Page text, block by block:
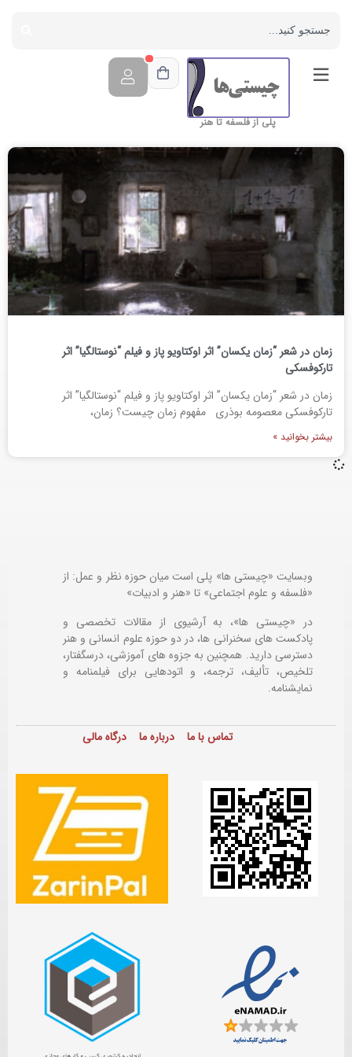
پلی از فلسفه تا هنر
زمان در شعر “زمان یکسان” اثر اوکتاویو پاز و فیلم “نوستالگیا” اثر
تارکوفسکی
زمان در شعر “زمان یکسان” اثر اوکتاویو پاز و فیلم “نوستالگیا” اثر
تارکوفسکی معصومه بوذری مفهوم زمان چیست؟ زمان،
بیشتر بخوانید »
وبسایت «چیستی ها» پلی است میان حوزه نظر و عمل: از
«فلسفه و علوم اجتماعی» تا «هنر و ادبیات»
در «چیستی ها»، به آرشیوی از مقالات تخصصی و
پادکست های سخنرانی ها، در دو حوزه علوم انسانی و هنر
دسترسی دارید. همچنین به جزوه های آموزشی، درسگفتار،
تلخیص، تألیف، ترجمه، و اتودهایی برایفیلمنامه و
نمایشنامه.
تماس با ما درباره ما درگاه مالی